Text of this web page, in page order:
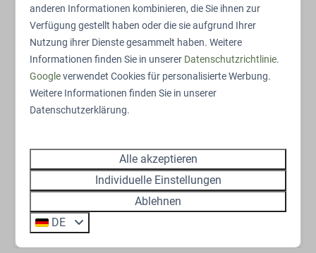
sind nur wenige Gehminuten entfernt. Zahlreiche
Wander- und Fahrradrouten beginnen direkt an der
Unterkunft. Nach einem erlebnisreichen Tag ist die
Lodge der perfekte Ort, um sich zurückzuziehen und
neue Kräfte zu sammeln.
Lass dich vom Komfort und Charme der Reeëndal
der dir noch lange in Erinnerung bleiben wird.
Das Exterieur und Interieur können leicht abweichen.
anderen Informationen kombinieren, die Sie ihnen zur
Verfügung gestellt haben oder die sie aufgrund Ihrer
Nutzung ihrer Dienste gesammelt haben. Weitere
Informationen finden Sie in unserer Datenschutzrichtlinie.
Googleverwendet Cookies für personalisierte Werbung.
Weitere Informationen finden Sie in unserer
Datenschutzerklärung.
Alle akzeptieren
Individuelle Einstellungen
Ablehnen
DE